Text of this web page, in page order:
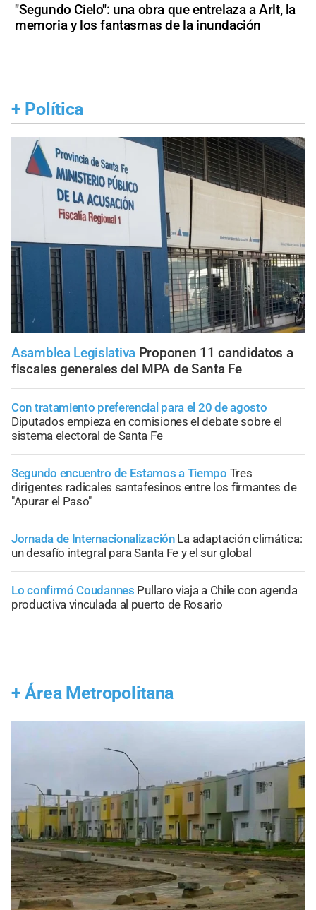
"Segundo Cielo": una obra que entrelaza a Arlt, la
memoria y los fantasmas de la inundación
+ Política
Asamblea Legislativa Proponen 11 candidatos a
fiscales generales del MPA de Santa Fe
Con tratamiento preferencial para el 20 de agosto
Diputados empieza en comisiones el debate sobre el
sistema electoral de Santa Fe
Segundo encuentro de Estamos a Tiempo Tres
dirigentes radicales santafesinos entre los firmantes de
"Apurar el Paso"
Jornada de Internacionalización La adaptación climática:
un desafío integral para Santa Fe y el sur global
Lo confirmó Coudannes Pullaro viaja a Chile con agenda
productiva vinculada al puerto de Rosario
+ Área Metropolitana